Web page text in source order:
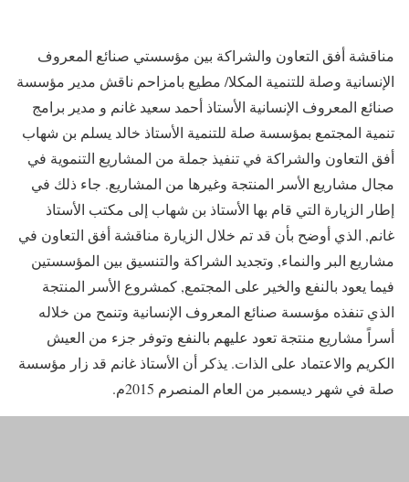
مناقشة أفق التعاون والشراكة بين مؤسستي صنائع المعروف
الإنسانية وصلة للتنمية المكلا/ مطيع بامزاحم ناقش مدير مؤسسة
صنائع المعروف الإنسانية الأستاذ أحمد سعيد غانم و مدير برامج
تنمية المجتمع بمؤسسة صلة للتنمية الأستاذ خالد يسلم بن شهاب
أفق التعاون والشراكة في تنفيذ جملة من المشاريع التنموية في
مجال مشاريع الأسر المنتجة وغيرها من المشاريع. جاء ذلك في
إطار الزيارة التي قام بها الأستاذ بن شهاب إلى مكتب الأستاذ
غانم, الذي أوضح بأن قد تم خلال الزيارة مناقشة أفق التعاون في
مشاريع البر والنماء, وتجديد الشراكة والتنسيق بين المؤسستين
فيما يعود بالنفع والخير على المجتمع, كمشروع الأسر المنتجة
الذي تنفذه مؤسسة صنائع المعروف الإنسانية وتنمح من خلاله
أسراً مشاريع منتجة تعود عليهم بالنفع وتوفر جزء من العيش
الكريم والاعتماد على الذات. يذكر أن الأستاذ غانم قد زار مؤسسة
صلة في شهر ديسمبر من العام المنصرم 2015م.